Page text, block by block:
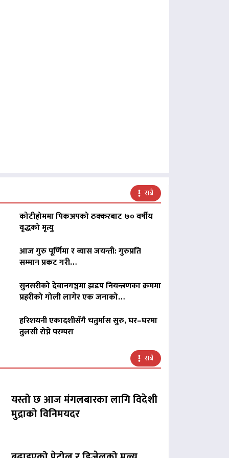
सबै
कोटीहोममा पिकअपको ठक्करबाट ७० वर्षीय
वृद्धको मृत्यु
आज गुरु पूर्णिमा र व्यास जयन्ती: गुरुप्रति
सम्मान प्रकट गरी…
सुनसरीको देवानगञ्जमा झडप नियन्त्रणका क्रममा
प्रहरीको गोली लागेर एक जनाको…
हरिशयनी एकादशीसँगै चतुर्मास सुरु, घर–घरमा
तुलसी रोप्ने परम्परा
सबै
यस्तो छ आज मंगलबारका लागि विदेशी
मुद्राको विनिमयदर